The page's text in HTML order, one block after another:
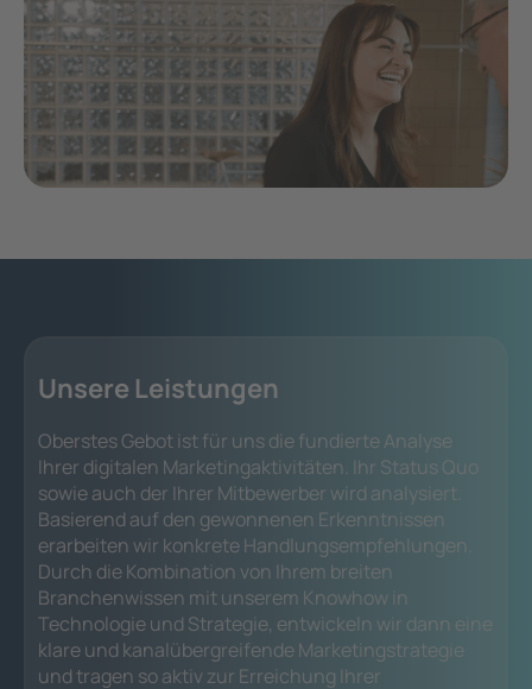
Unsere Leistungen
Oberstes Gebot ist für uns die fundierte Analyse
Ihrer digitalen Marketingaktivitäten. Ihr Status Quo
sowie auch der Ihrer Mitbewerber wird analysiert.
Basierend auf den gewonnenen Erkenntnissen
erarbeiten wir konkrete Handlungsempfehlungen.
Durch die Kombination von Ihrem breiten
Branchenwissen mit unserem Knowhow in
Technologie und Strategie, entwickeln wir dann eine
klare und kanalübergreifende Marketingstrategie
und tragen so aktiv zur Erreichung Ihrer